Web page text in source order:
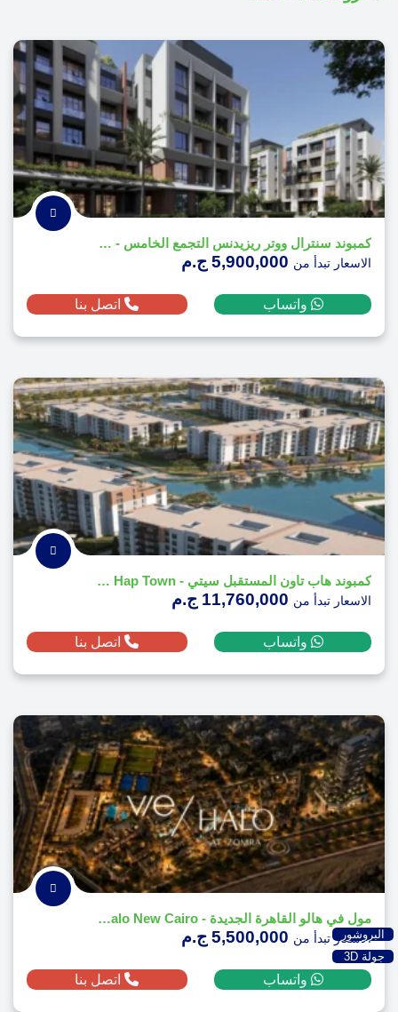
كمبوند سنترال ووتر ريزيدنس التجمع الخامس - Central Water Residences
الاسعار تبدأ من
واتساب اتصل بنا
كمبوند هاب تاون المستقبل سيتي - Compound Hap Town
الاسعار تبدأ من
واتساب اتصل بنا
مول في هالو القاهرة الجديدة - Vie Halo New Cairo
الاسعار تبدأ من
واتساب اتصل بنا
البروشور
جولة 3D